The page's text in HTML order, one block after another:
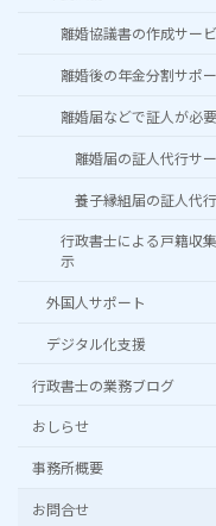
離婚協議書の作成サー
離婚後の年金分割サポ
離婚届などで証人が必
離婚届の証人代行サ
養子縁組届の証人代
行政書士による戸籍収
示
外国人サポート
デジタル化支援
行政書士の業務ブログ
おしらせ
事務所概要
お問合せ